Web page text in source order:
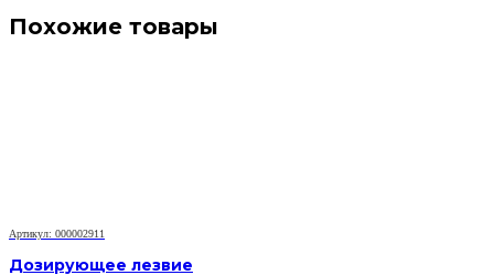
Похожие товары
Артикул: 000002911
Дозирующее лезвие